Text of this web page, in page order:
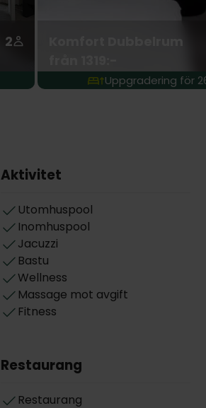
2
Komfort Dubbelrum
Uppgradering för
Aktivitet
Utomhuspool
Inomhuspool
Jacuzzi
Bastu
Wellness
Massage mot avgift
Fitness
Restaurang
Restaurang